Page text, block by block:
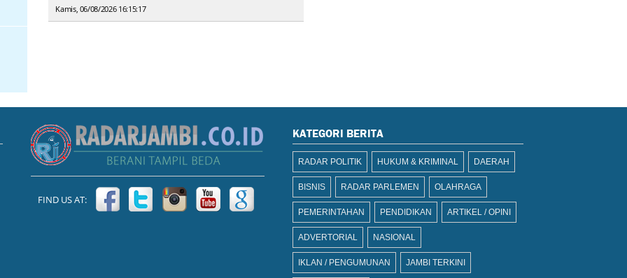
Kamis, 06/08/2026 16:15:17
FIND US AT:
KATEGORI BERITA
RADAR POLITIK HUKUM & KRIMINAL DAERAH
BISNIS RADAR PARLEMEN OLAHRAGA
PEMERINTAHAN PENDIDIKAN ARTIKEL / OPINI
ADVERTORIAL NASIONAL
IKLAN / PENGUMUNAN JAMBI TERKINI